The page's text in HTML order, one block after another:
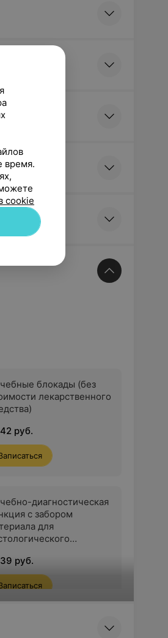
блокады (без
лекарственного
руб.
диагностическая
с забором
для
руб.
время.
cookie